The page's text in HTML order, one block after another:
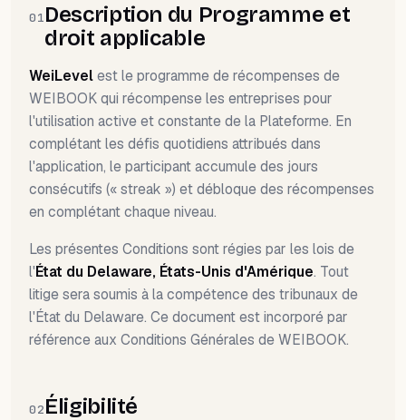
01Description du Programme et
droit applicable
WeiLevelest le programme de récompenses de
WEIBOOK qui récompense les entreprises pour
l'utilisation active et constante de la Plateforme. En
complétant les défis quotidiens attribués dans
l'application, le participant accumule des jours
consécutifs (« streak ») et débloque des récompenses
en complétant chaque niveau.
Les présentes Conditions sont régies par les lois de
l'État du Delaware, États-Unis d'Amérique. Tout
litige sera soumis à la compétence des tribunaux de
l'État du Delaware. Ce document est incorporé par
référence aux Conditions Générales de WEIBOOK.
02Éligibilité